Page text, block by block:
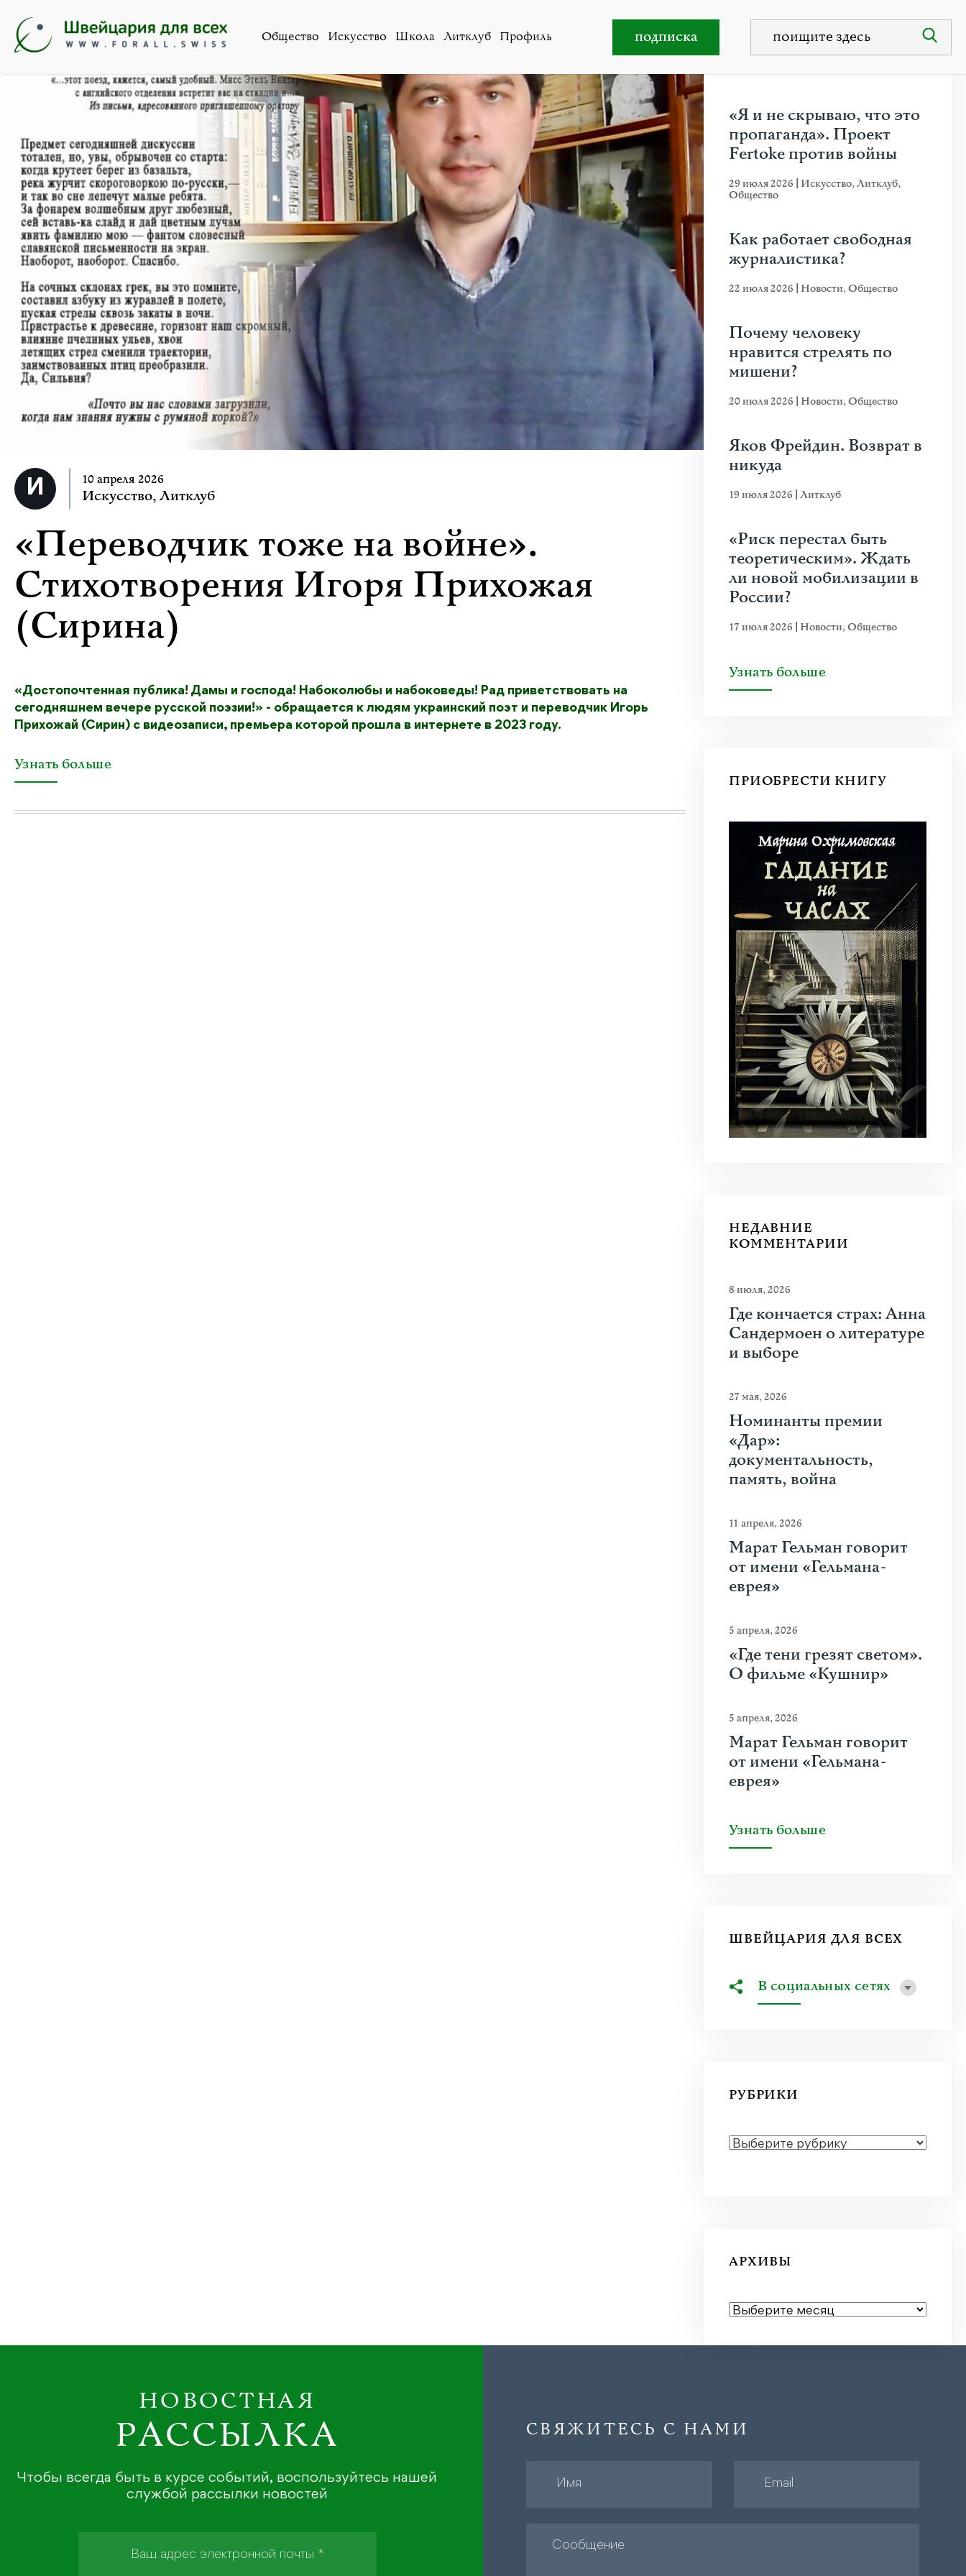
Общество Искусство Школа Литклуб Профиль подписка
10 апреля 2026
Искусство, Литклуб
«Переводчик тоже на войне».
Стихотворения Игоря Прихожая
(Сирина)
«Достопочтенная публика! Дамы и господа! Набоколюбы и набоковеды! Рад приветствовать на
сегодняшнем вечере русской поэзии!» - обращается к людям украинский поэт и переводчик Игорь
Прихожай (Сирин) с видеозаписи, премьера которой прошла в интернете в 2023 году.
Узнать больше
«Я и не скрываю, что это
пропаганда». Проект
Fertoke против войны
29 июля 2026 Искусство,Литклуб,
Общество
Как работает свободная
журналистика?
22 июля 2026 Новости,Общество
Почему человеку
нравится стрелять по
мишени?
20 июля 2026 Новости,Общество
Яков Фрейдин. Возврат в
никуда
19 июля 2026 Литклуб
«Риск перестал быть
теоретическим». Ждать
ли новой мобилизации в
России?
17 июля 2026 Новости,Общество
Узнать больше
ПРИОБРЕСТИ КНИГУ
НЕДАВНИЕ
КОММЕНТАРИИ
8 июля, 2026
Где кончается страх: Анна
Сандермоен о литературе
и выборе
27 мая, 2026
Номинанты премии
«Дар»:
документальность,
память, война
11 апреля, 2026
Марат Гельман говорит
от имени «Гельмана-
еврея»
5 апреля, 2026
«Где тени грезят светом».
О фильме «Кушнир»
5 апреля, 2026
Марат Гельман говорит
от имени «Гельмана-
еврея»
Узнать больше
ШВЕЙЦАРИЯ ДЛЯ ВСЕХ
В социальных сетях
РУБРИКИ
РУБРИКИ
АРХИВЫ
АРХИВЫ
НОВОСТНАЯ
РАССЫЛКА
Чтобы всегда быть в курсе событий, воспользуйтесь нашей
службой рассылки новостей
СВЯЖИТЕСЬ С НАМИ